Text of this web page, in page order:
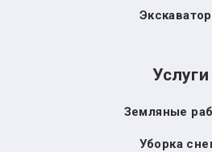
Услуги
Земляные
Уборка